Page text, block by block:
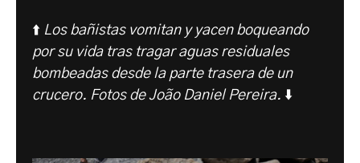
⬆️ Los bañistas vomitan y yacen boqueando
por su vida tras tragar aguas residuales
bombeadas desde la parte trasera de un
crucero. Fotos de João Daniel Pereira. ⬇️